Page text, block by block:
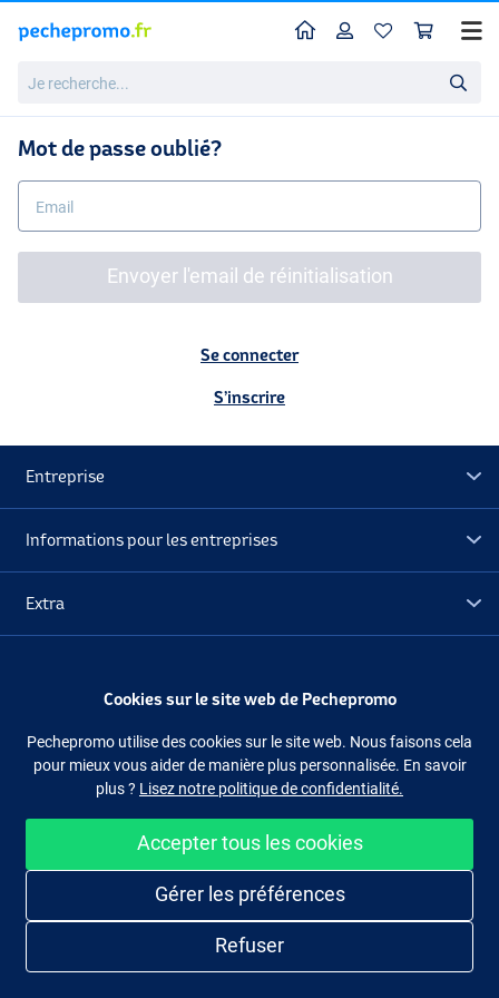
recherche...
HomeProfil
Mot de passe oublié?
Email
Se connecter
S’inscrire
Entreprise
Informations pour les entreprises
Extra
Suivez-nous Facebook Instagram
Cookies sur le site web de Pechepromo
Pechepromo utilise des cookies sur le site web. Nous faisons cela
pour mieux vous aider de manière plus personnalisée. En savoir
plus ? Lisez notre politique de confidentialité.
Accepter tous les cookies
Gérer les préférences
Refuser